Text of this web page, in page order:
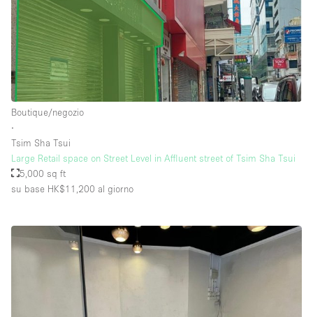
Boutique/negozio
∙
Tsim Sha Tsui
Large Retail space on Street Level in Affluent street of Tsim Sha Tsui
5,000 sq ft
su base HK$11,200 al giorno